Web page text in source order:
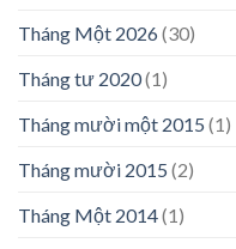
Tháng Một 2026(30)
Tháng tư 2020(1)
Tháng mười một 2015 (1)
Tháng mười 2015 (2)
Tháng Một 2014(1)